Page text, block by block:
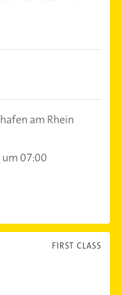
am Rhein
07:00
FIRST CLASS